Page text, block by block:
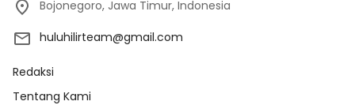
Bojonegoro, Jawa Timur, Indonesia
huluhilirteam@gmail.com
Redaksi
Tentang Kami